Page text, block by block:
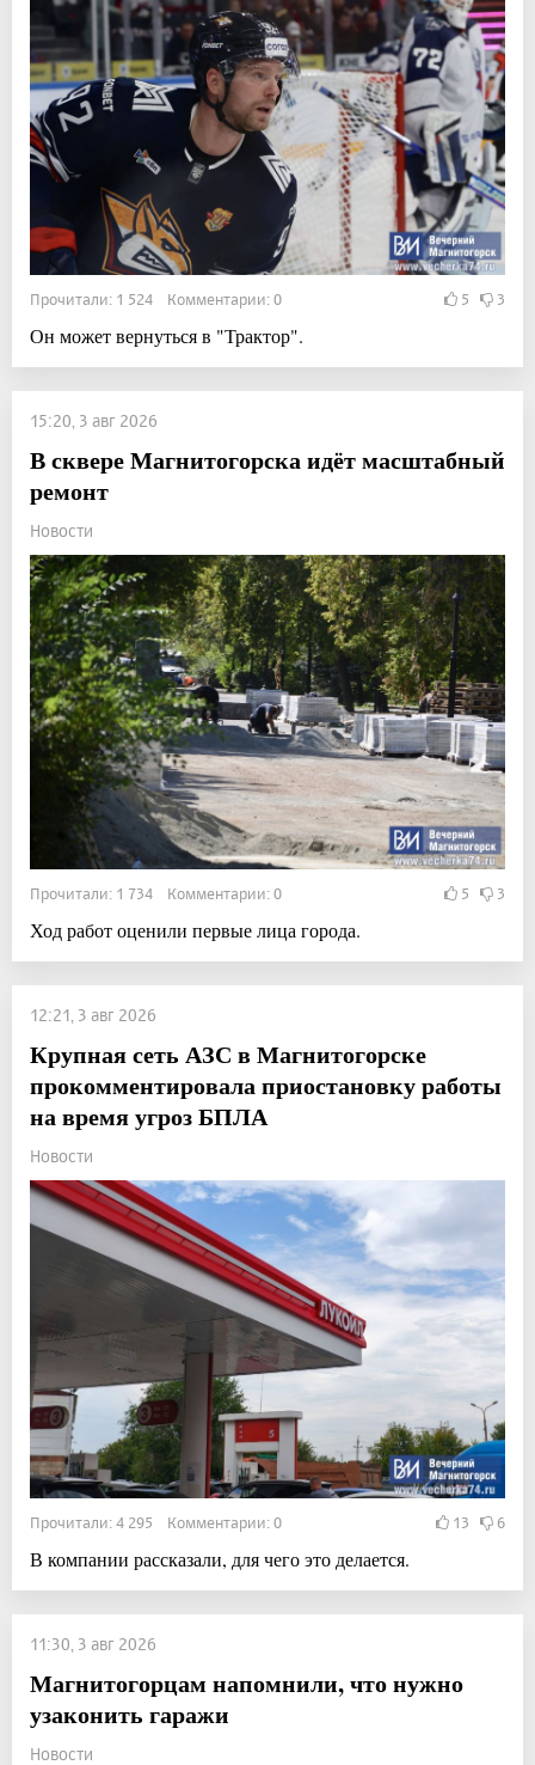
Прочитали: 1 524 Комментарии: 0 5 3
Он может вернуться в "Трактор".
15:20, 3 авг 2026
В сквере Магнитогорска идёт масштабный
ремонт
Новости
Прочитали: 1 734 Комментарии: 0 5 3
Ход работ оценили первые лица города.
12:21, 3 авг 2026
Крупная сеть АЗС в Магнитогорске
прокомментировала приостановку работы
на время угроз БПЛА
Новости
Прочитали: 4 295 Комментарии: 0 13 6
В компании рассказали, для чего это делается.
11:30, 3 авг 2026
Магнитогорцам напомнили, что нужно
узаконить гаражи
Новости